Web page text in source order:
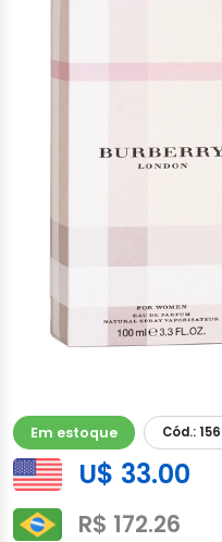
Em estoque Cód.:
U$ 33.00
R$ 172.26